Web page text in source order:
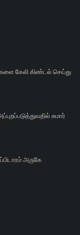
கேலி கிண்டல் செய்து
சுமார்
அருகே